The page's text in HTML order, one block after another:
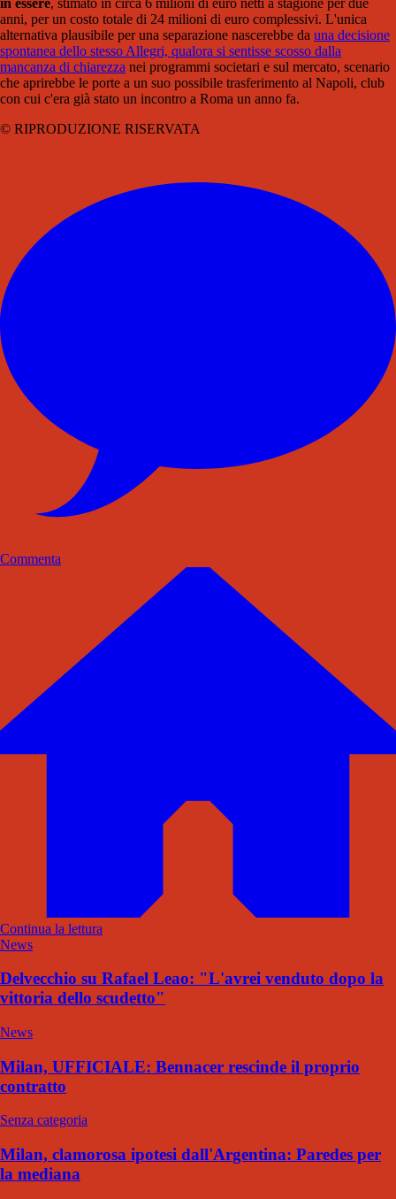
in essere, stimato in circa 6 milioni di euro netti a stagione per due
anni, per un costo totale di 24 milioni di euro complessivi. L'unica
alternativa plausibile per una separazione nascerebbe da una decisione
spontanea dello stesso Allegri, qualora si sentisse scosso dalla
mancanza di chiarezza nei programmi societari e sul mercato, scenario
che aprirebbe le porte a un suo possibile trasferimento al Napoli, club
con cui c'era già stato un incontro a Roma un anno fa.
© RIPRODUZIONE RISERVATA
Commenta
Continua la lettura
News
Delvecchio su Rafael Leao: "L'avrei venduto dopo la
vittoria dello scudetto"
News
Milan, UFFICIALE: Bennacer rescinde il proprio
contratto
Senza categoria
Milan, clamorosa ipotesi dall'Argentina: Paredes per
la mediana